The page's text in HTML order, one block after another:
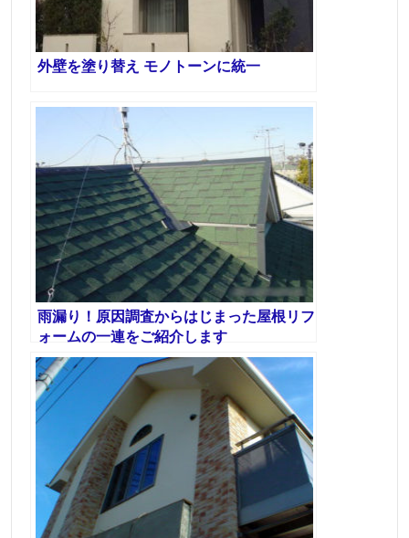
外壁を塗り替え モノトーンに統一
雨漏り！原因調査からはじまった屋根リフ
ォームの一連をご紹介します